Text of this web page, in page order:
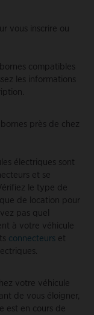
vous inscrire ou
compatibles
les informations
près de chez
électriques sont
et se
le type de
de location pour
pas quel
à votre véhicule
connecteurs et
votre véhicule
de vous éloigner,
est en cours de